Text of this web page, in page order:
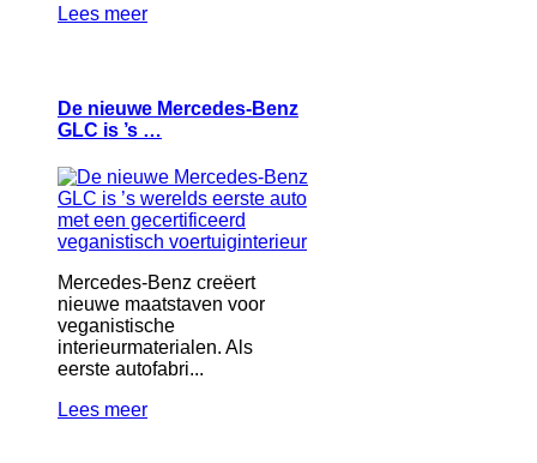
Lees meer
De nieuwe Mercedes-Benz
GLC is ’s …
Mercedes-Benz creëert
nieuwe maatstaven voor
veganistische
interieurmaterialen. Als
eerste autofabri...
Lees meer